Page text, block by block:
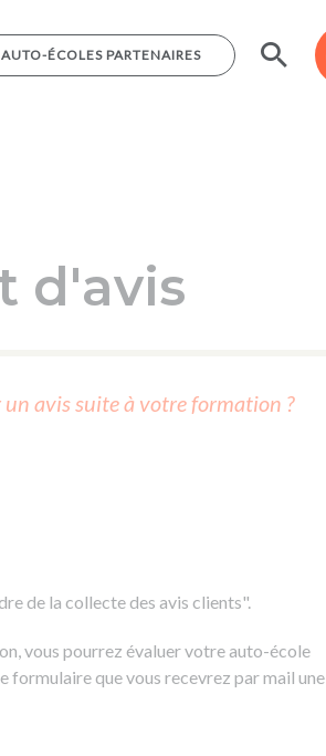
AUTO-ÉCOLES PARTENAIRES
AUTO-ÉCOLES PARTENAIRES
d'avis
avis suite à votre formation ?
de la collecte des avis clients".
vous pourrez évaluer votre auto-école
formulaire que vous recevrez par mail une